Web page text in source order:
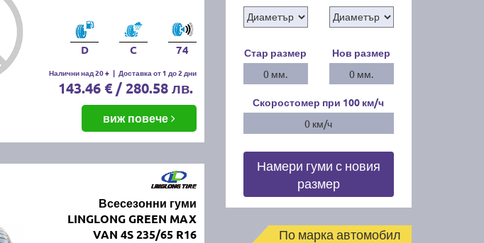
D C 74
Налични над 20 + | Доставка от 1 до 2 дни
143.46 € / 280.58 лв.
виж повече
Всесезонни гуми
LINGLONG GREEN MAX
VAN 4S 235/65 R16
Стар размер
0 мм.
Нов размер
0 мм.
Скоростомер при 100 км/ч
0 км/ч
Намери гуми с новия
размер
По марка автомобил